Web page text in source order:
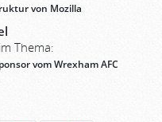
von Mozilla
Thema:
vom Wrexham AFC